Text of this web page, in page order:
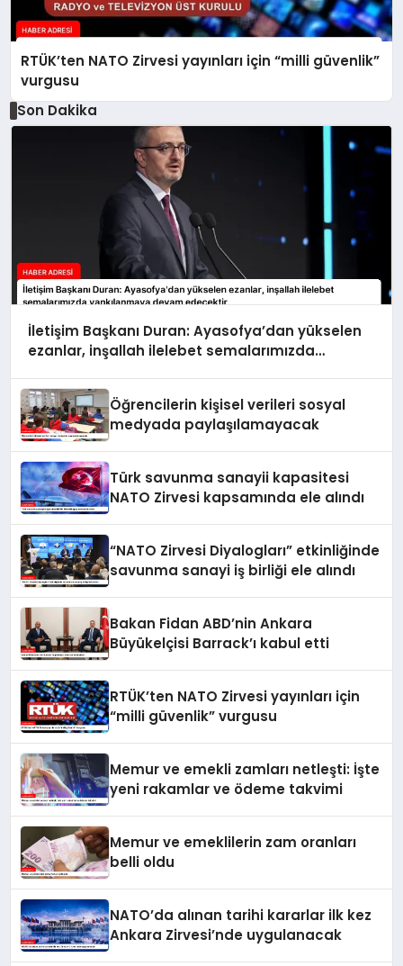
RTÜK’ten NATO Zirvesi yayınları için “milli güvenlik”
vurgusu
Son Dakika
İletişim Başkanı Duran: Ayasofya’dan yükselen
ezanlar, inşallah ilelebet semalarımızda
Öğrencilerin kişisel verileri sosyal
medyada paylaşılamayacak
Türk savunma sanayii kapasitesi
NATO Zirvesi kapsamında ele alındı
“NATO Zirvesi Diyalogları” etkinliğinde
savunma sanayi iş birliği ele alındı
Bakan Fidan ABD’nin Ankara
Büyükelçisi Barrack’ı kabul etti
RTÜK’ten NATO Zirvesi yayınları için
“milli güvenlik” vurgusu
Memur ve emekli zamları netleşti: İşte
yeni rakamlar ve ödeme takvimi
Memur ve emeklilerin zam oranları
belli oldu
NATO’da alınan tarihi kararlar ilk kez
Ankara Zirvesi’nde uygulanacak